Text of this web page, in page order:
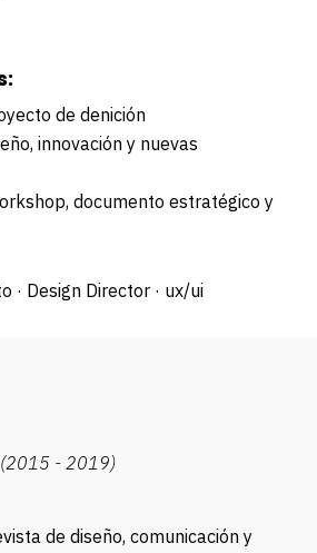
de definición
innovación y nuevas
documento estratégico y
· Design Director · ux/ui
(2015 - 2019)
de diseño, comunicación y